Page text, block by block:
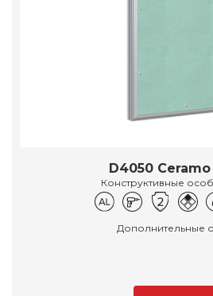
D4050
Конструктивные
Дополнительные